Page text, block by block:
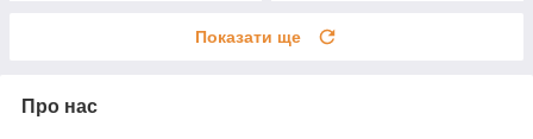
Показати ще
Про нас